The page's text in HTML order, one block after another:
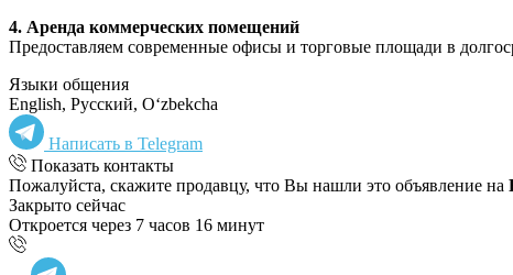
4. Аренда коммерческих помещений
Предоставляем современные офисы и торговые площади в
Языки общения
English, Русский, Oʻzbekcha
Написать в Telegram
Показать контакты
Пожалуйста, скажите продавцу, что Вы нашли это объявление на
Закрыто сейчас
Откроется через 7 часов 16 минут